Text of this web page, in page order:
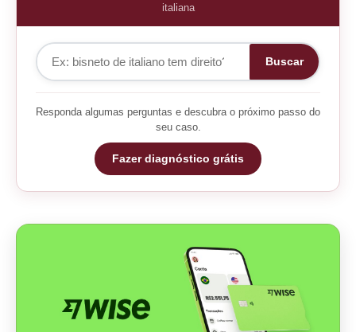
italiana
Buscar
Responda algumas perguntas e descubra o próximo passo do
seu caso.
Fazer diagnóstico grátis